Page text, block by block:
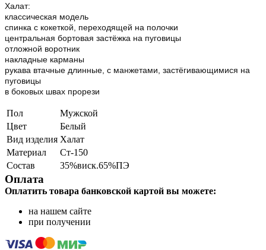
Халат:
классическая модель
спинка с кокеткой, переходящей на полочки
центральная бортовая застёжка на пуговицы
отложной воротник
накладные карманы
рукава втачные длинные, с манжетами, застёгивающимися на
пуговицы
в боковых швах прорези
Пол
Мужской
Цвет
Белый
Вид изделия Халат
Материал
Ст-150
Состав
35%виск.65%ПЭ
Оплата
Оплатить товара банковской картой вы можете:
на нашем сайте
при получении